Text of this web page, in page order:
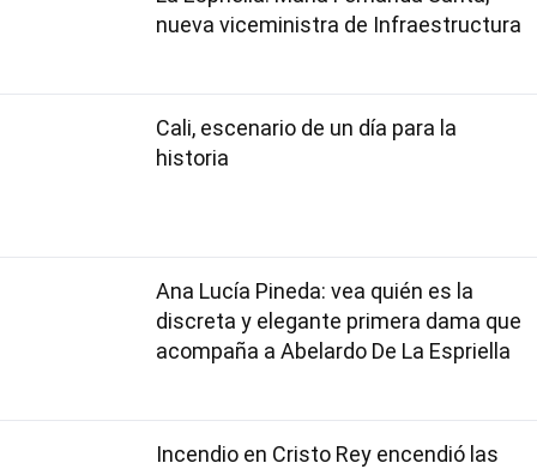
nueva viceministra de Infraestructura
Cali, escenario de un día para la
historia
Ana Lucía Pineda: vea quién es la
discreta y elegante primera dama que
acompaña a Abelardo De La Espriella
Incendio en Cristo Rey encendió las